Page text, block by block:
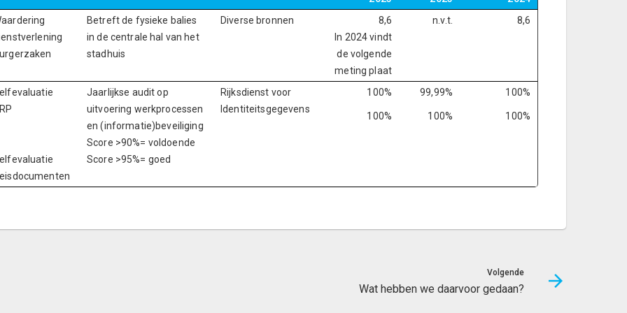
Betreft de fysieke balies
in de centrale hal van het
stadhuis
Diverse bronnen
8,6
In 2024 vindt
de volgende
meting plaat
n.v.t. 8,6
Jaarlijkse audit op
uitvoering werkprocessen
en (informatie)beveiliging
Score >90%= voldoende
Score >95%= goed
Rijksdienst voor
Identiteitsgegevens
100%
100%
99,99%
100%
100%
100%
Volgende
Wat hebben we daarvoor gedaan?